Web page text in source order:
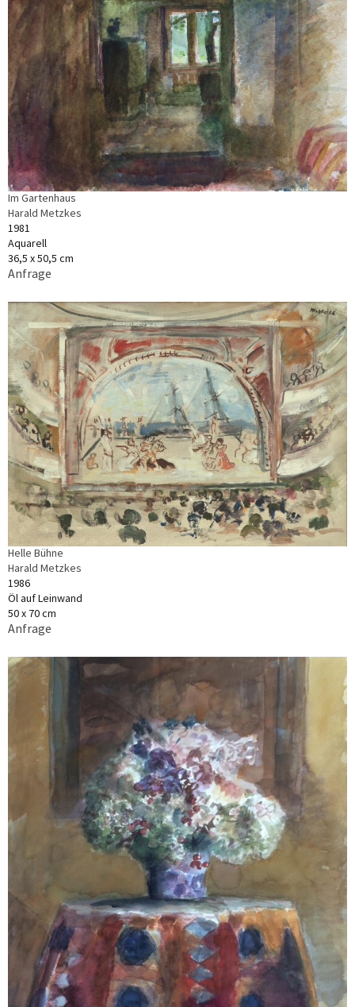
Im Gartenhaus
Harald Metzkes
1981
Aquarell
36,5 x 50,5 cm
Anfrage
Helle Bühne
Harald Metzkes
1986
Öl auf Leinwand
50 x 70 cm
Anfrage